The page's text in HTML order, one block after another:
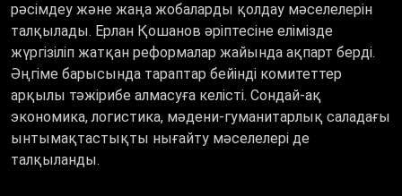
рәсімдеу және жаңа жобаларды қолдау мәселелерін
талқылады. Ерлан Қошанов әріптесіне елімізде
жүргізіліп жатқан реформалар жайында ақпарт берді.
Әңгіме барысында тараптар бейінді комитеттер
арқылы тәжірибе алмасуға келісті. Сондай-ақ
экономика, логистика, мәдени-гуманитарлық саладағы
ынтымақтастықты нығайту мәселелері де
талқыланды.